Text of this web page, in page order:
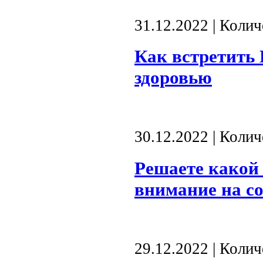
31.12.2022 |
Как
здоровью
30.12.2022 |
Решаете какой
внимание на
29.12.2022 |